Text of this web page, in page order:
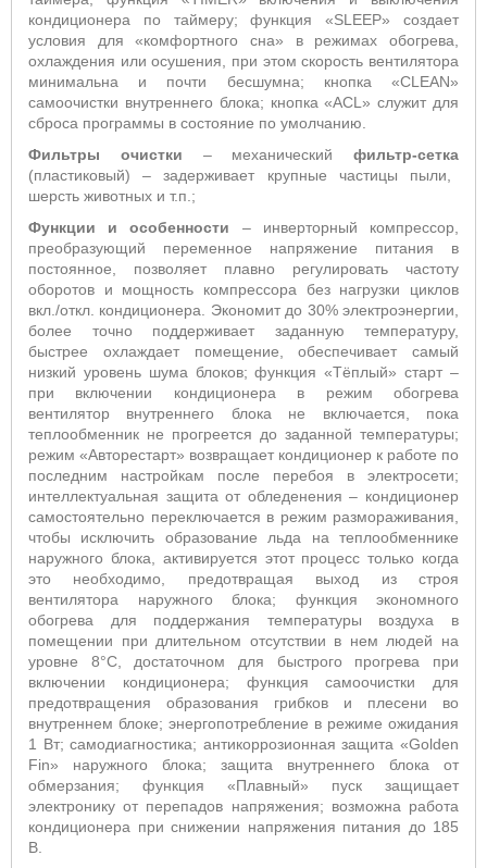
кондиционера по таймеру; функция «SLEEP» создает
условия для «комфортного сна» в режимах обогрева,
охлаждения или осушения, при этом скорость вентилятора
минимальна и почти бесшумна; кнопка «CLEAN»
самоочистки внутреннего блока; кнопка «ACL» служит для
сброса программы в состояние по умолчанию
Фильтры очистки – механический фильтр-сетка
(пластиковый) – задерживает крупные частицы пыли,
шерсть животных и т.п.;
Функции и особенности – инверторный компрессор,
преобразующий переменное напряжение питания в
постоянное, позволяет плавно регулировать частоту
оборотов и мощность компрессора без нагрузки циклов
вкл./откл. кондиционера. Экономит до 30% электроэнергии,
более точно поддерживает заданную температуру,
быстрее охлаждает помещение, обеспечивает самый
низкий уровень шума блоков; функция «Тёплый» старт–
при включении кондиционера в режим обогрева
вентилятор внутреннего блока не включается, пока
теплообменник не прогреется до заданной температуры;
режим «Авторестарт» возвращает кондиционер к работе по
последним настройкам после перебоя в электросети;
интеллектуальная защита от обледенения – кондиционер
самостоятельно переключается в режим размораживания,
чтобы исключить образование льда на теплообменнике
наружного блока, активируется этот процесс только когда
это необходимо, предотвращая выход из строя
вентилятора наружного блока; функция экономного
обогрева для поддержания температуры воздуха в
помещении при длительном отсутствии в нем людей на
уровне 8°С, достаточном для быстрого прогрева при
включении кондиционера; функция самоочистки для
предотвращения образования грибков и плесени во
внутреннем блоке; энергопотребление в режиме ожидания
1 Вт;самодиагностика; антикоррозионная защита «Golden
Fin» наружного блока; защита внутреннего блока от
обмерзания; функция «Плавный» пуск защищает
электронику от перепадов напряжения; возможна работа
кондиционера при снижении напряжения питания до 185
В.